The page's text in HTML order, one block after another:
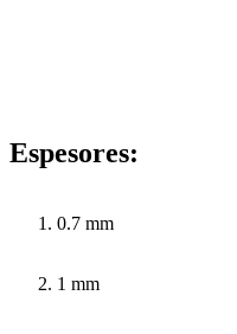
Espesores:
0.7 mm
1 mm